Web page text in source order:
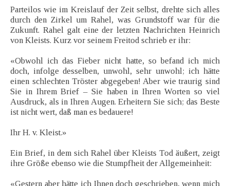
Parteilos wie im Kreislauf der Zeit selbst, drehte sich alles
durch den Zirkel um Rahel, was Grundstoff war für die
Zukunft. Rahel galt eine der letzten Nachrichten Heinrich
von Kleists. Kurz vor seinem Freitod schrieb er ihr:
«Obwohl ich das Fieber nicht hatte, so befand ich mich
doch, infolge desselben, unwohl, sehr unwohl; ich hätte
einen schlechten Tröster abgegeben! Aber wie traurig sind
Sie in Ihrem Brief – Sie haben in Ihren Worten so viel
Ausdruck, als in Ihren Augen. Erheitern Sie sich; das Beste
ist nicht wert, daß man es bedauere!
Ihr H. v. Kleist.»
Ein Brief, in dem sich Rahel über Kleists Tod äußert, zeigt
ihre Größe ebenso wie die Stumpfheit der Allgemeinheit:
«Gestern aber hätte ich Ihnen doch geschrieben, wenn mich